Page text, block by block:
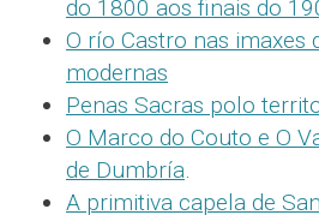
do 1800 aos finais do
O río Castro nas imaxes
modernas
Penas Sacras polo
O Marco do Couto e O
de Dumbría.
A primitiva capela de